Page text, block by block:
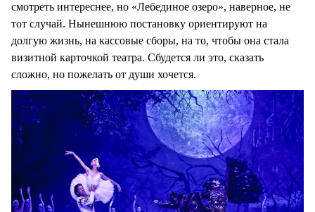
смотреть интереснее, но «Лебединое озеро», наверное, не
тот случай. Нынешнюю постановку ориентируют на
долгую жизнь, на кассовые сборы, на то, чтобы она стала
визитной карточкой театра. Сбудется ли это, сказать
сложно, но пожелать от души хочется.